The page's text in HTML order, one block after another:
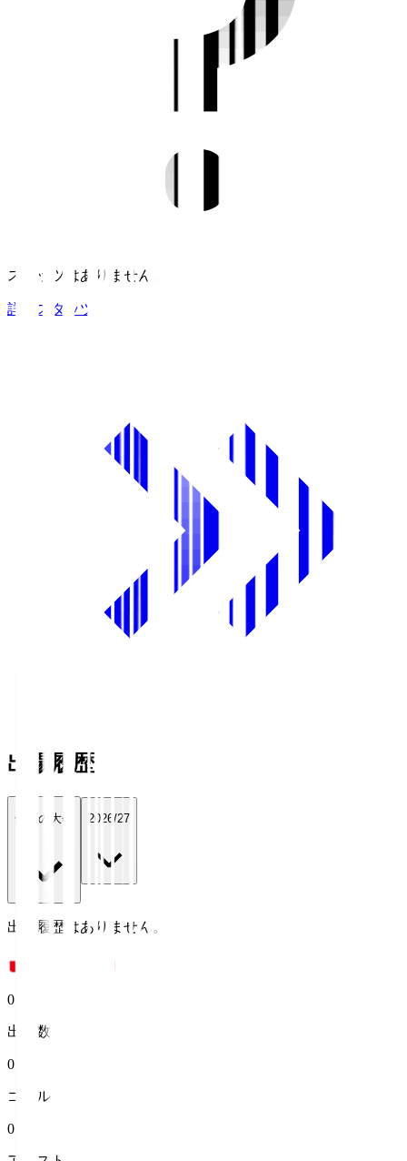
スタッツはありません。
詳細スタッツ
出場履歴
全ての大会 2026/27
出場履歴はありません。
0
出場数
0
ゴール
0